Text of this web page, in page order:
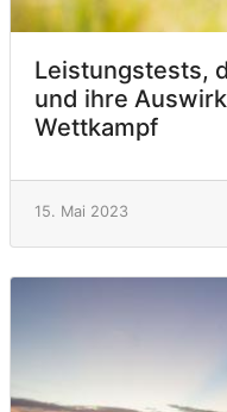
Leistungstests,
und ihre
Wettkampf
15. Mai 2023